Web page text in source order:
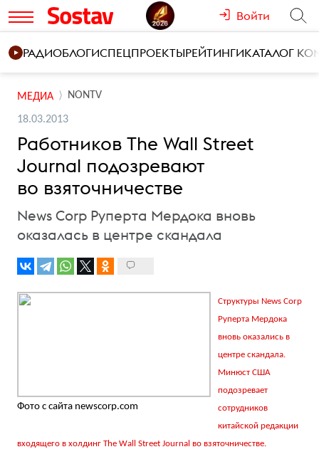
Войти
РАДИОБЛОГИСПЕЦПРОЕКТЫРЕЙТИНГИКАТАЛОГ
МЕДИА NONTV
18.03.2013
Работников The Wall Street
Journal подозревают
во взяточничестве
News Corp Руперта Мердока вновь
оказалась в центре скандала
Фото с сайта newscorp.com
Структуры News Corp
Руперта Мердока
вновь оказались в
центре скандала.
Минюст США
подозревает
сотрудников
китайской редакции
входящего в холдинг The Wall Street Journal во взяточничестве.